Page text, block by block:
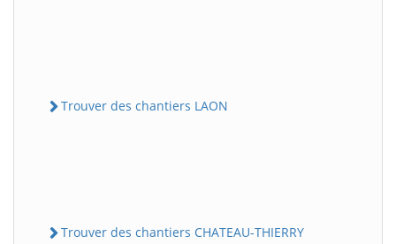
Trouver des chantiers LAON
Trouver des chantiers CHATEAU-THIERRY